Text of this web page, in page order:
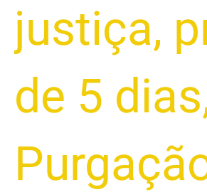
justiça,
de 5 dias